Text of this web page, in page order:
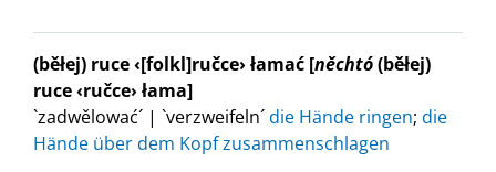
(běłej) ruce ‹[folkl]ručce› łamać [něchtó(běłej)
ruce ‹ručce› łama]
`zadwělować´ | `verzweifeln´die Hände ringen; die
Hände über dem Kopf zusammenschlagen